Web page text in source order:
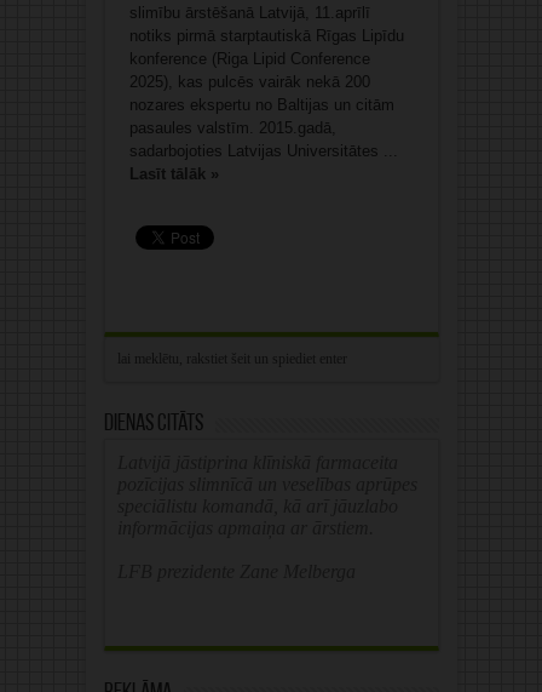
slimību ārstēšanā Latvijā, 11.aprīlī
notiks pirmā starptautiskā Rīgas Lipīdu
konference (Riga Lipid Conference
2025), kas pulcēs vairāk nekā 200
nozares ekspertu no Baltijas un citām
pasaules valstīm. 2015.gadā,
sadarbojoties Latvijas Universitātes ...
Lasīt tālāk »
Dienas citāts